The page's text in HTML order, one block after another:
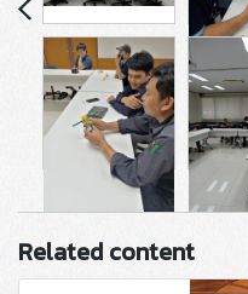
Related content